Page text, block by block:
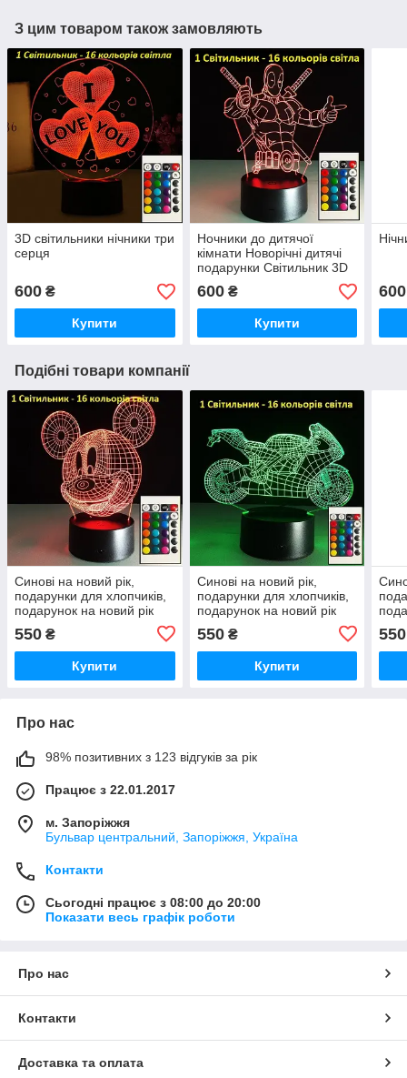
З цим товаром також замовляють
3D світильники нічники три
серця
600 ₴
Купити
Ночники до дитячої
кімнати Новорічні дитячі
подарунки Світильник 3D
Дедпул
600₴
Купити
600
Подібні товари компанії
Синові на новий рік,
подарунки для хлопчиків,
подарунок на новий рік
550 ₴
Купити
Синові на новий рік,
подарунки для хлопчиків,
подарунок на новий рік
550₴
Купити
550
Про нас
98% позитивних з 123 відгуків за рік
Працює з 22.01.2017
м. Запоріжжя
Бульвар центральний, Запоріжжя, Україна
Контакти
Сьогодні працює з 08:00 до 20:00
Показати весь графік роботи
Про нас
Контакти
Доставка та оплата